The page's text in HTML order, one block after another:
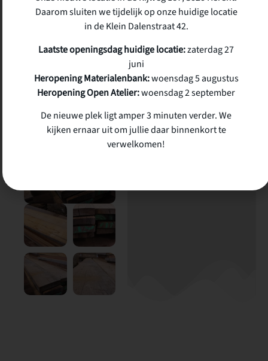
100,00incl. btw
8 op voorraad
Daarom sluiten we tijdelijk op onze huidige locatie
in de Klein Dalenstraat 42.
Laatste openingsdag huidige locatie:zaterdag 27
juni
Heropening Materialenbank:woensdag 5 augustus
Heropening Open Atelier:woensdag 2 september
De nieuwe plek ligt amper 3 minuten verder. We
kijken ernaar uit om jullie daar binnenkort te
verwelkomen!